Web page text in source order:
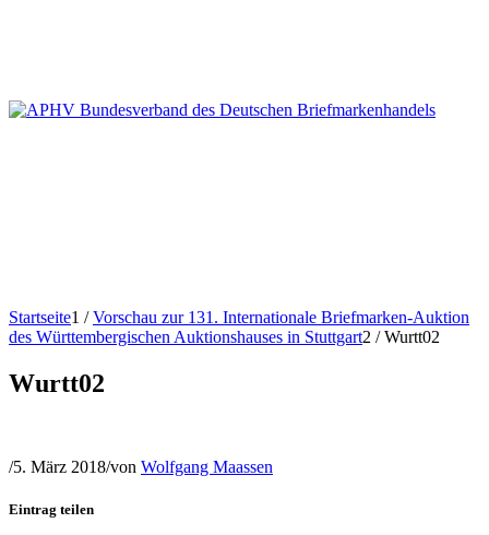
Startseite1 / Vorschau zur 131. Internationale Briefmarken-Auktion
des Württembergischen Auktionshauses in Stuttgart2 / Wurtt02
Wurtt02
/5. März 2018/von Wolfgang Maassen
Eintrag teilen